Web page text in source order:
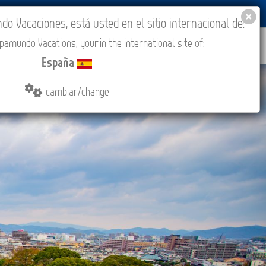
COMPRAR CONTACTO MÁS
Vacaciones, está usted en el sitio internacional de:
Vacations, your in the international site of:
España
cambiar/change